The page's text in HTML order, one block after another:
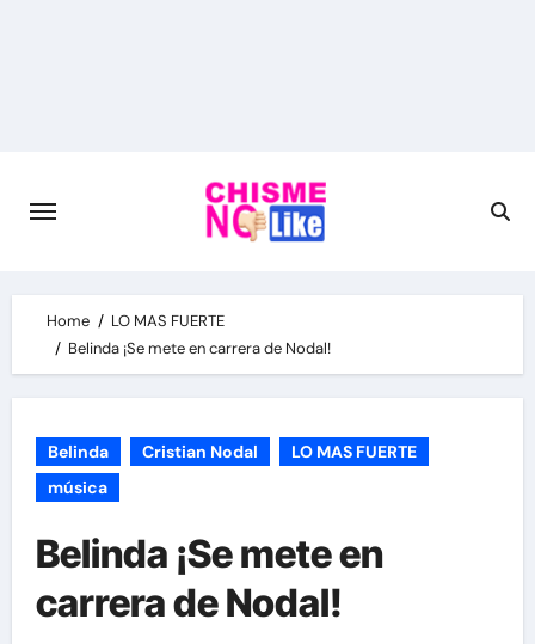
Home
LO MAS FUERTE
Belinda ¡Se mete en carrera de Nodal!
Belinda Cristian Nodal
LO MAS FUERTE
música
Belinda ¡Se mete en
carrera de Nodal!